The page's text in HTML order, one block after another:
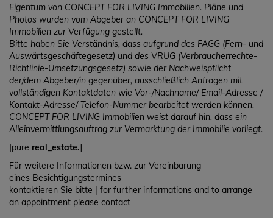
Eigentum von CONCEPT FOR LIVING Immobilien. Pläne und
Photos wurden vom Abgeber an CONCEPT FOR LIVING
Immobilien zur Verfügung gestellt.
Bitte haben Sie Verständnis, dass aufgrund des FAGG (Fern- und
Auswärtsgeschäftegesetz) und des VRUG (Verbraucherrechte-
Richtlinie-Umsetzungsgesetz) sowie der Nachweispflicht
der/dem Abgeber/in gegenüber, ausschließlich Anfragen mit
vollständigen Kontaktdaten wie Vor-/Nachname/ Email-Adresse /
Kontakt-Adresse/ Telefon-Nummer bearbeitet werden können.
CONCEPT FOR LIVING Immobilien weist darauf hin, dass ein
Alleinvermittlungsauftrag zur Vermarktung der Immobilie vorliegt.
[pure real_estate.]
Für weitere Informationen bzw. zur Vereinbarung
eines Besichtigungstermines
kontaktieren Sie bitte | for further informations and to arrange
an appointment please contact